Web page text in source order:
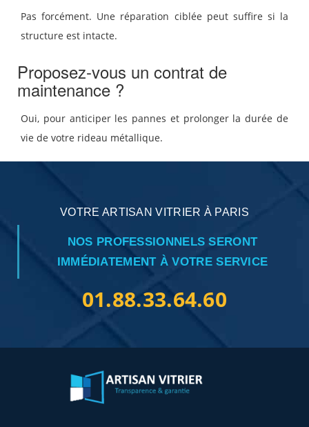
Pas forcément. Une réparation ciblée peut suffire si la
structure est intacte.
Proposez-vous un contrat de
maintenance ?
Oui, pour anticiper les pannes et prolonger la durée de
vie de votre rideau métallique.
VOTRE ARTISAN VITRIER À PARIS
NOS PROFESSIONNELS SERONT
IMMÉDIATEMENT À VOTRE SERVICE
01.88.33.64.60